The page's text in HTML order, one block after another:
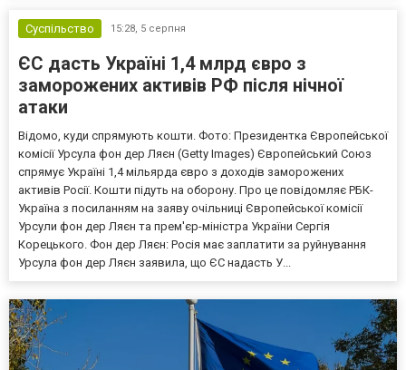
Суспільство 15:28, 5 серпня
ЄС дасть Україні 1,4 млрд євро з
заморожених активів РФ після нічної
атаки
Відомо, куди спрямують кошти. Фото: Президентка Європейської
комісії Урсула фон дер Ляєн (Getty Images) Європейський Союз
спрямує Україні 1,4 мільярда євро з доходів заморожених
активів Росії. Кошти підуть на оборону. Про це повідомляє РБК-
Україна з посиланням на заяву очільниці Європейської комісії
Урсули фон дер Ляєн та прем'єр-міністра України Сергія
Корецького. Фон дер Ляєн: Росія має заплатити за руйнування
Урсула фон дер Ляєн заявила, що ЄС надасть У...